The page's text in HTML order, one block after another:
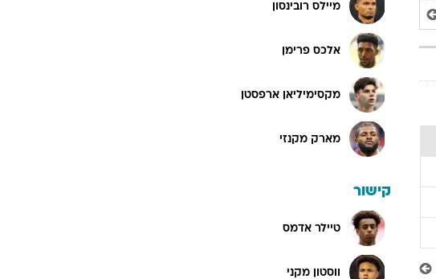
מיילס רובינסון
אלכס פרימן
מקסימיליאן ארפסטן
מארק מקנזי
קישור
טיילר אדמס
ווסטון מקני